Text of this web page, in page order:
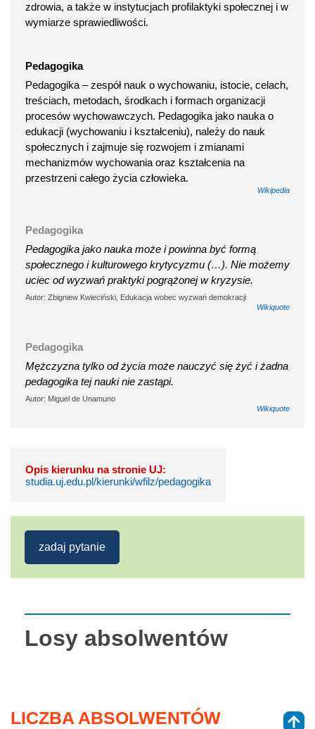
zdrowia, a także w instytucjach profilaktyki społecznej i w
wymiarze sprawiedliwości.
Pedagogika
Pedagogika – zespół nauk o wychowaniu, istocie, celach,
treściach, metodach, środkach i formach organizacji
procesów wychowawczych. Pedagogika jako nauka o
edukacji (wychowaniu i kształceniu), należy do nauk
społecznych i zajmuje się rozwojem i zmianami
mechanizmów wychowania oraz kształcenia na
przestrzeni całego życia człowieka.
Wikipedia
Pedagogika
Pedagogika jako nauka może i powinna być formą
społecznego i kulturowego krytycyzmu (…). Nie możemy
uciec od wyzwań praktyki pogrążonej w kryzysie.
Autor: Zbigniew Kwieciński, Edukacja wobec wyzwań demokracji
Wikiquote
Pedagogika
Mężczyzna tylko od życia może nauczyć się żyć i żadna
pedagogika tej nauki nie zastąpi.
Autor: Miguel de Unamuno
Wikiquote
Opis kierunku na stronie UJ:
studia.uj.edu.pl/kierunki/wfilz/pedagogika
zadaj pytanie
Losy absolwentów
LICZBA ABSOLWENTÓW